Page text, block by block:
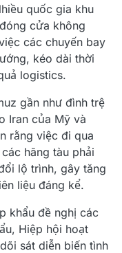
quốc gia khu
cửa không
các chuyến bay
kéo dài thời
logistics.
gần như đình trệ
Iran của Mỹ và
rằng việc đi qua
hãng tàu phải
lộ trình, gây tăng
liệu đáng kể.
khẩu đề nghị các
Hiệp hội hoạt
sát diễn biến tình